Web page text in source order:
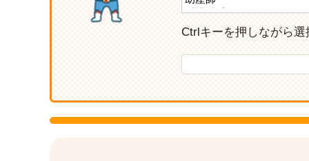
Ctrlキーを押しながら選